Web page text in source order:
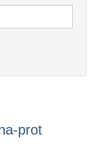
prot